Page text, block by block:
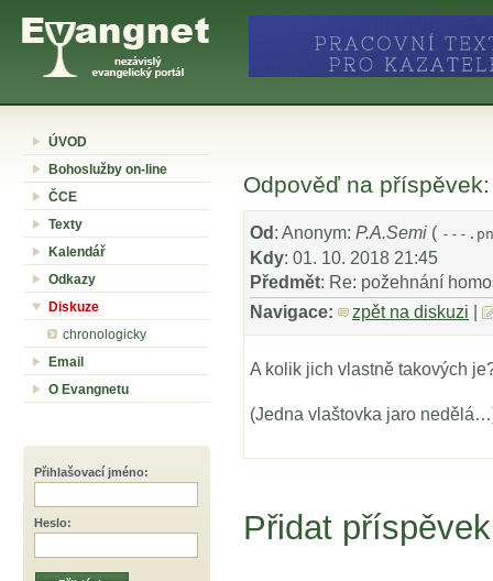
ÚVOD
Bohoslužby on-line
ČCE
Texty
Kalendář
Odkazy
Diskuze
chronologicky
Email
O Evangnetu
Přihlašovací jméno:
Heslo:
Odpověď na
Od : Anonym: P.A.Semi ( ---
Kdy: 01. 10. 2018 21:45
Předmět: Re: požehnání
Navigace:
zpět na diskuzi
A kolik jich vlastně takových
(Jedna vlaštovka jaro
Přidat